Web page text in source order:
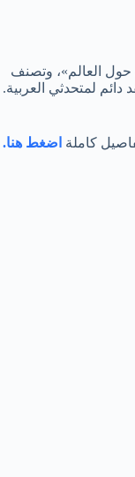
العالم»، وتصنف
ايطاليا بعقد دائم لمتحدثي العربية.
كاملة اضغط هنا.